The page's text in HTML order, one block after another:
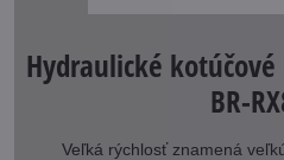
Hydraulické kotúčové
BR-
Veľká rýchlosť znamená